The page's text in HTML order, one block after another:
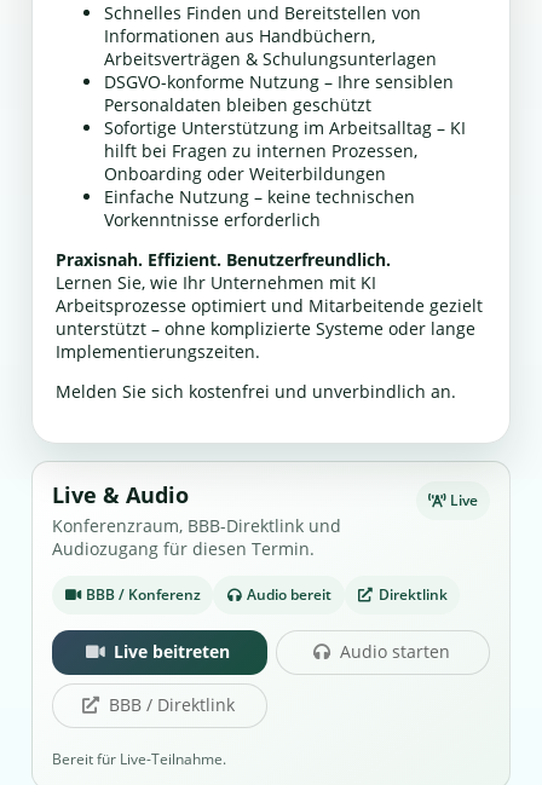
Schnelles Finden und Bereitstellen von
Informationen aus Handbüchern,
Arbeitsverträgen & Schulungsunterlagen
DSGVO-konforme Nutzung – Ihre sensiblen
Personaldaten bleiben geschützt
Sofortige Unterstützung im Arbeitsalltag – KI
hilft bei Fragen zu internen Prozessen,
Onboarding oder Weiterbildungen
Einfache Nutzung – keine technischen
Vorkenntnisse erforderlich
Praxisnah. Effizient. Benutzerfreundlich.
Lernen Sie, wie Ihr Unternehmen mit KI
Arbeitsprozesse optimiert und Mitarbeitende gezielt
unterstützt – ohne komplizierte Systeme oder lange
Implementierungszeiten.
Melden Sie sich kostenfrei und unverbindlich an.
Live & Audio
Konferenzraum, BBB-Direktlink und
Audiozugang für diesen Termin.
Live
BBB / Konferenz Audio bereit Direktlink
Live beitreten Audio starten
BBB / Direktlink
Bereit für Live-Teilnahme.